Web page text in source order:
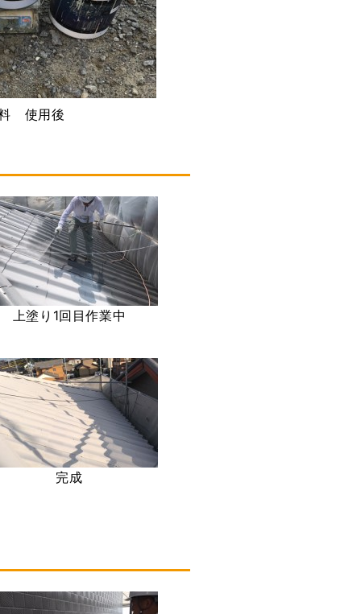
使用後
上塗り1回目作業中
完成